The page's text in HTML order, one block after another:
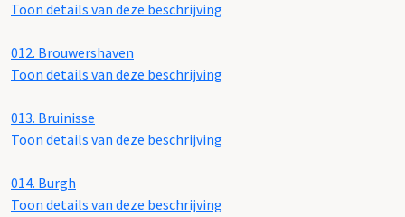
Toon details van deze beschrijving
012. Brouwershaven
Toon details van deze beschrijving
013. Bruinisse
Toon details van deze beschrijving
014. Burgh
Toon details van deze beschrijving